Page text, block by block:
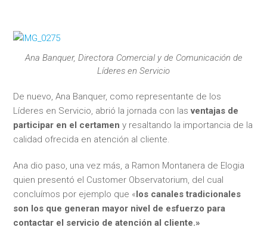
Ana Banquer, Directora Comercial y de Comunicación de
Líderes en Servicio
De nuevo, Ana Banquer, como representante de los
Líderes en Servicio, abrió la jornada con lasventajas de
participar en el certamen y resaltando la importancia de la
calidad ofrecida en atención al cliente.
Ana dio paso, una vez más, a Ramon Montanera de Elogia
quien presentó el Customer Observatorium, del cual
concluímos por ejemplo que «los canales tradicionales
son los que generan mayor nivel de esfuerzo para
contactar el servicio de atención al cliente.»